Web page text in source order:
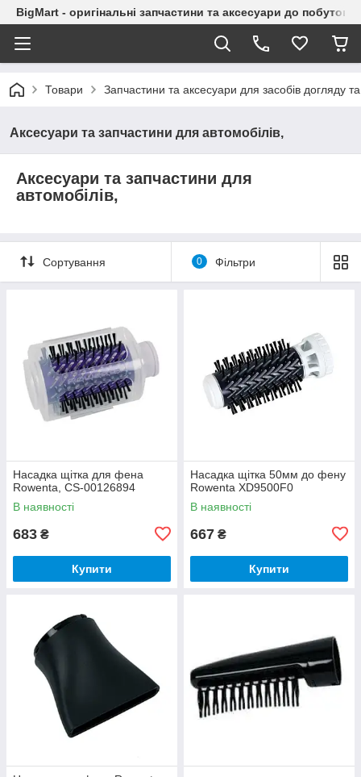
BigMart - оригінальні запчастини та аксесуари до побутової
Товари Запчастини та аксесуари для засобів догляду та
Аксесуари та запчастини для автомобілів,
Аксесуари та запчастини для
автомобілів,
Сортування 0 Фільтри
Насадка щітка для фена
Rowenta, CS-00126894
В наявності
683 ₴
Купити
Насадка щітка 50мм до фену
Rowenta XD9500F0
В наявності
667 ₴
Купити